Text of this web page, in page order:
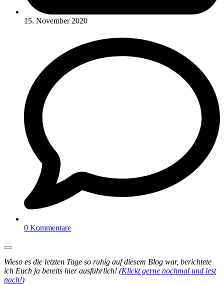
15. November 2020
0 Kommentare
Wieso es die letzten Tage so ruhig auf diesem Blog war, berichtete
ich Euch ja bereits hier ausführlich! (Klickt gerne nochmal und lest
nach!)